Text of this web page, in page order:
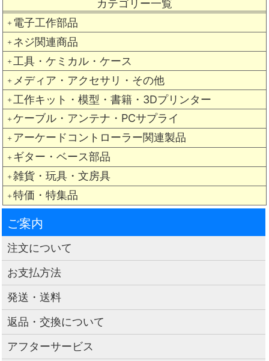
カテゴリー一覧
＋ 電子工作部品
＋ ネジ関連商品
＋ 工具・ケミカル・ケース
＋ メディア・アクセサリ・その他
＋ 工作キット・模型・書籍・3Dプリンター
＋ ケーブル・アンテナ・PCサプライ
＋ アーケードコントローラー関連製品
＋ ギター・ベース部品
＋ 雑貨・玩具・文房具
＋ 特価・特集品
ご案内
注文について
お支払方法
発送・送料
返品・交換について
アフターサービス